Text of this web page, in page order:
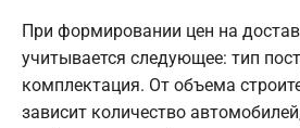
При формировании цен на
учитывается следующее: тип
комплектация. От объема
зависит количество